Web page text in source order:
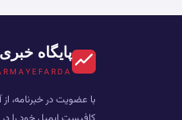
پایگاه
با عضویت در خبرنامه،